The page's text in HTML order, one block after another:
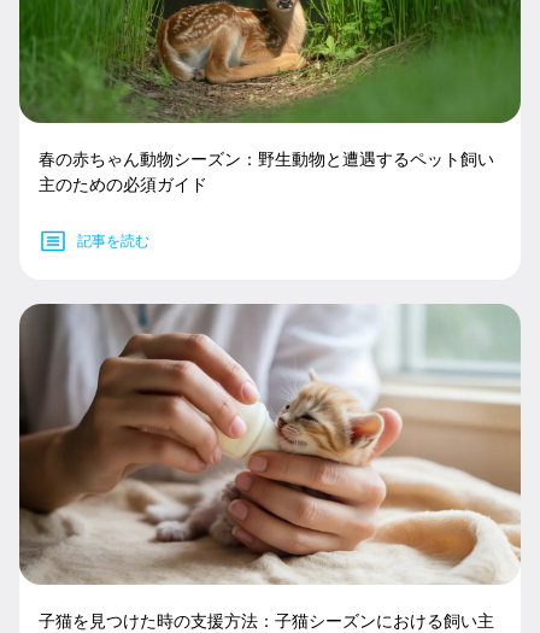
春の赤ちゃん動物シーズン：野生動物と遭遇するペット飼い
主のための必須ガイド
記事を読む
子猫を見つけた時の支援方法：子猫シーズンにおける飼い主